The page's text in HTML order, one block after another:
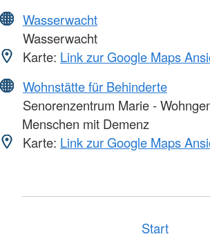
Wasserwacht
Wasserwacht
Karte: Link zur Google Maps
Wohnstätte für Behinderte
Senorenzentrum Marie -
Menschen mit Demenz
Karte: Link zur Google Maps
Start